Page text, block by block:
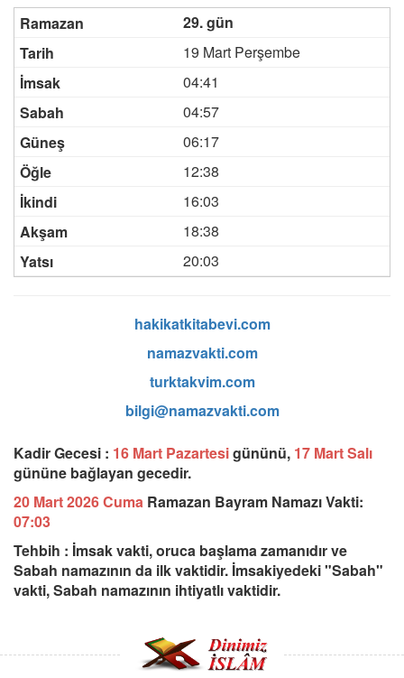
29. gün
19 Mart Perşembe
04:41
04:57
06:17
12:38
16:03
18:38
20:03
hakikatkitabevi.com
namazvakti.com
turktakvim.com
bilgi@namazvakti.com
Kadir Gecesi : 16 Mart Pazartesigününü, 17 Mart Salı
gününe bağlayan gecedir.
20 Mart 2026 Cuma Ramazan Bayram Namazı Vakti:
07:03
Tehbih : İmsak vakti, oruca başlama zamanıdır ve
Sabah namazının da ilk vaktidir. İmsakiyedeki "Sabah"
vakti, Sabah namazının ihtiyatlı vaktidir.